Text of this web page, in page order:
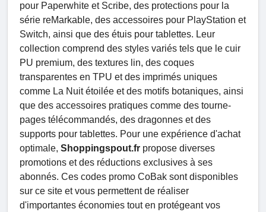
pour Paperwhite et Scribe, des protections pour la
série reMarkable, des accessoires pour PlayStation et
Switch, ainsi que des étuis pour tablettes. Leur
collection comprend des styles variés tels que le cuir
PU premium, des textures lin, des coques
transparentes en TPU et des imprimés uniques
comme La Nuit étoilée et des motifs botaniques, ainsi
que des accessoires pratiques comme des tourne-
pages télécommandés, des dragonnes et des
supports pour tablettes. Pour une expérience d'achat
optimale, Shoppingspout.fr propose diverses
promotions et des réductions exclusives à ses
abonnés. Ces codes promo CoBak sont disponibles
sur ce site et vous permettent de réaliser
d'importantes économies tout en protégeant vos